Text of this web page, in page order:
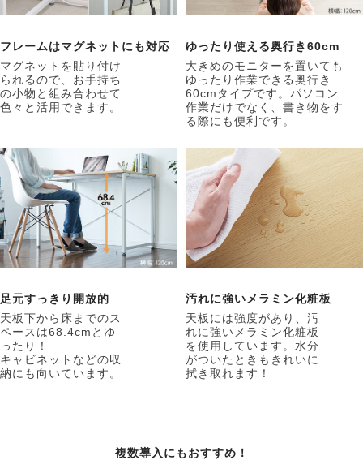
フレームはマグネットにも対応
マグネットを貼り付け
られるので、お手持ち
の小物と組み合わせて
色々と活用できます。
ゆったり使える奥行き60cm
大きめのモニターを置いても
ゆったり作業できる奥行き
60cmタイプです。パソコン
作業だけでなく、書き物をす
る際にも便利です。
足元すっきり開放的
天板下から床までのス
ペースは68.4cmとゆ
ったり！
キャビネットなどの収
納にも向いています。
汚れに強いメラミン化粧板
天板には強度があり、汚
れに強いメラミン化粧板
を使用しています。水分
がついたときもきれいに
拭き取れます！
複数導入にもおすすめ！